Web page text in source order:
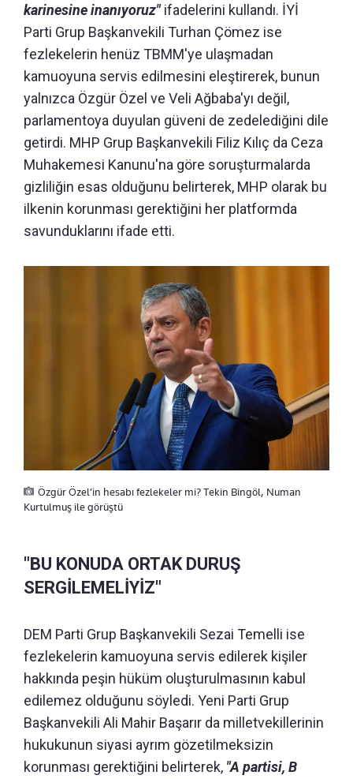
karinesine inanıyoruz"ifadelerini kullandı. İYİ
Parti Grup Başkanvekili Turhan Çömez ise
fezlekelerin henüz TBMM'ye ulaşmadan
kamuoyuna servis edilmesini eleştirerek, bunun
yalnızca Özgür Özel ve Veli Ağbaba'yı değil,
parlamentoya duyulan güveni de zedelediğini dile
getirdi. MHP Grup Başkanvekili Filiz Kılıç da Ceza
Muhakemesi Kanunu'na göre soruşturmalarda
gizliliğin esas olduğunu belirterek, MHP olarak bu
ilkenin korunması gerektiğini her platformda
savunduklarını ifade etti.
Özgür Özel’in hesabı fezlekeler mi? Tekin Bingöl, Numan
Kurtulmuş ile görüştü
"BU KONUDA ORTAK DURUŞ
SERGİLEMELİYİZ"
DEM Parti Grup Başkanvekili Sezai Temelli ise
fezlekelerin kamuoyuna servis edilerek kişiler
hakkında peşin hüküm oluşturulmasının kabul
edilemez olduğunu söyledi. Yeni Parti Grup
Başkanvekili Ali Mahir Başarır da milletvekillerinin
hukukunun siyasi ayrım gözetilmeksizin
korunması gerektiğini belirterek, "A partisi, B